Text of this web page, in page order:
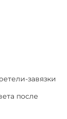
завязки
после